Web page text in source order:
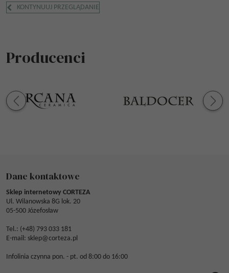
KONTYNUUJ PRZEGLĄDANIE
Producenci
Dane kontaktowe
Sklep internetowy CORTEZA
Ul. Wilanowska 8G lok. 20
05-500 Józefosław
Tel.: (+48) 793 033 181
E-mail: sklep@corteza.pl
Infolinia czynna pon. - pt. od 8:00 do 16:00